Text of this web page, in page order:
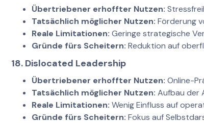
Übertriebener erhoffter Nutzen:
Tatsächlich möglicher Nutzen: Förderung
Reale Limitationen: Geringe strategische
Gründe fürs Scheitern: Reduktion auf
18. Dislocated Leadership
Übertriebener erhoffter Nutzen: Online-
Tatsächlich möglicher Nutzen: Aufbau der
Reale Limitationen: Wenig Einfluss auf
Gründe fürs Scheitern: Fokus auf